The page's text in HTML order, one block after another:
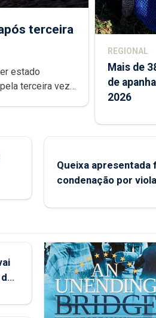
terceira
REGIONAL
Mais de
de
2026
Queixa
condenação por